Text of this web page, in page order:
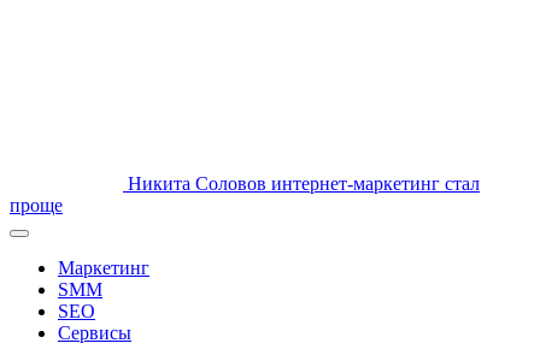
Никита Соловов интернет-маркетинг стал
проще
Маркетинг
SMM
SEO
Сервисы